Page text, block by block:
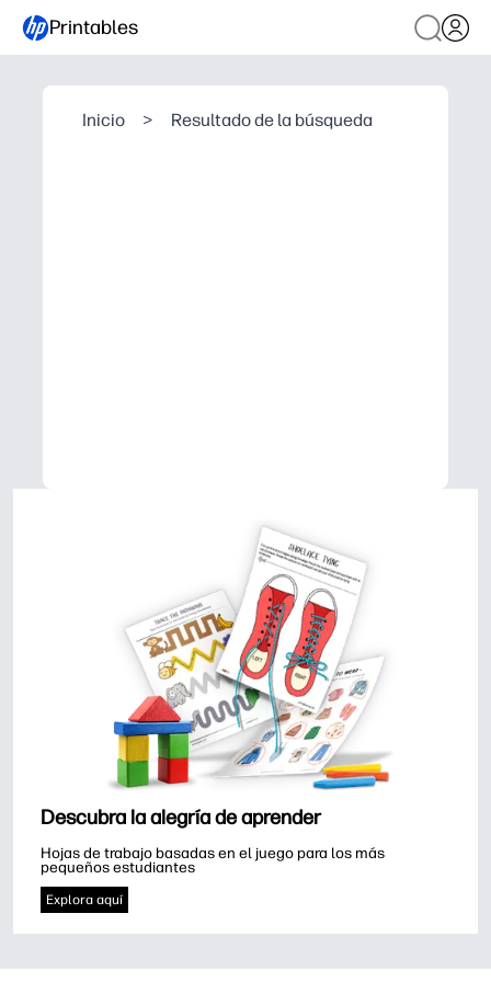
Printables
Inicio > Resultado de la búsqueda
Descubra la alegría de aprender
Hojas de trabajo basadas en el juego para los más
pequeños estudiantes
Explora aquí